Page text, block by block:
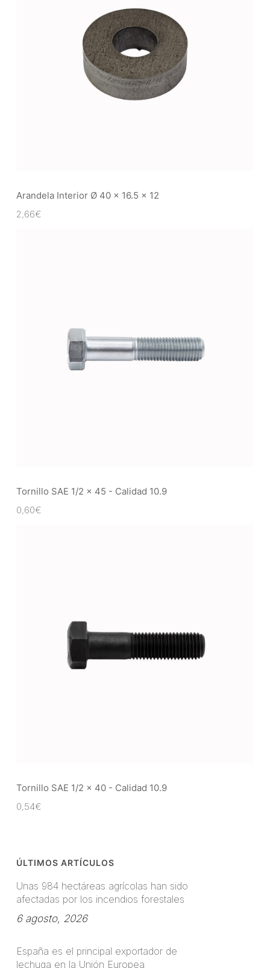
Arandela Interior Ø 40 x 16.5 x 12
2,66€
Tornillo SAE 1/2 x 45 - Calidad 10.9
0,60€
Tornillo SAE 1/2 x 40 - Calidad 10.9
0,54€
ÚLTIMOS ARTÍCULOS
Unas 984 hectáreas agrícolas han sido
afectadas por los incendios forestales
6 agosto, 2026
España es el principal exportador de
lechuga en la Unión Europea